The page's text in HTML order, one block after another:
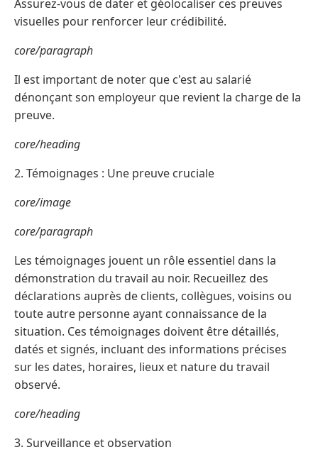
Assurez-vous de dater et géolocaliser ces preuves
visuelles pour renforcer leur crédibilité.
core/paragraph
Il est important de noter que c'est au salarié
dénonçant son employeur que revient la charge de la
preuve.
core/heading
2. Témoignages : Une preuve cruciale
core/image
core/paragraph
Les témoignages jouent un rôle essentiel dans la
démonstration du travail au noir. Recueillez des
déclarations auprès de clients, collègues, voisins ou
toute autre personne ayant connaissance de la
situation. Ces témoignages doivent être détaillés,
datés et signés, incluant des informations précises
sur les dates, horaires, lieux et nature du travail
observé.
core/heading
3. Surveillance et observation